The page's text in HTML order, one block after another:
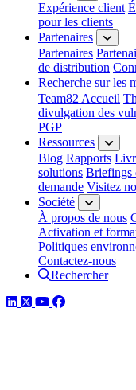
Expérience client
pour les clients
Partenaires
Partenaires
de distribution
Recherche sur les
Team82 Accueil
divulgation des
PGP
Ressources
Blog Rapports
solutions Briefings
demande Visitez
Société
À propos de nous
Activation et
Politiques
Contactez-nous
Rechercher
LinkedIn
TwitterYouTube
Facebook